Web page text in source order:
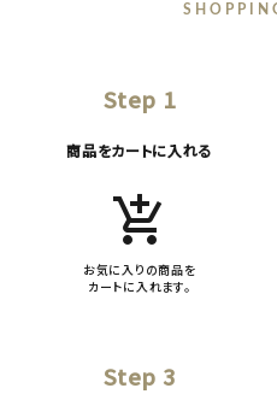
Step 1
商品をカートに入れる
add_shopping_cart
お気に入りの商品を
カートに入れます。
Step 3